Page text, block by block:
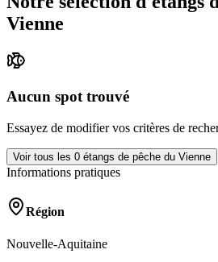
Vienne
Aucun spot trouvé
Essayez de modifier vos critères de
Voir tous les 0 étangs de pêche du Vienne
Informations pratiques
Région
Nouvelle-Aquitaine